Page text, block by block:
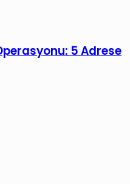
5 Adrese